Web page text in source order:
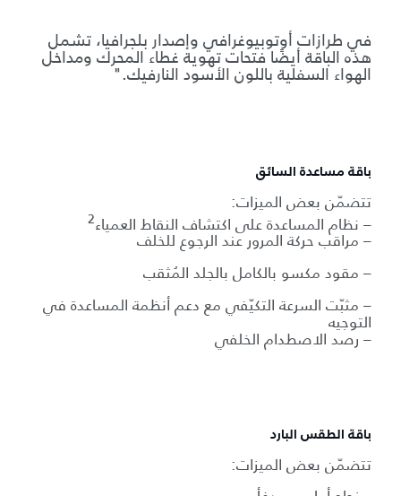
في طرازات أوتوبيوغرافي وإصدار بلجرافيا، تشمل
هذه الباقة أيضًا فتحات تهوية غطاء المحرك ومداخل
الهواء السفلية باللون الأسود النارفيك."
باقة مساعدة السائق
تتضمّن بعض الميزات:
– نظام المساعدة على اكتشاف النقاط العمياء2
– مراقب حركة المرور عند الرجوع للخلف
– مقود مكسو بالكامل بالجلد المُثقب
– مثبّت السرعة التكيّفي مع دعم أنظمة المساعدة في
التوجيه
– رصد الاصطدام الخلفي
باقة الطقس البارد
تتضمّن بعض الميزات: